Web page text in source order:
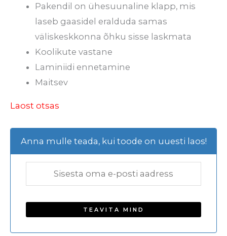
Pakendil on ühesuunaline klapp, mis
laseb gaasidel eralduda samas
väliskeskkonna õhku sisse laskmata
Koolikute vastane
Laminiidi ennetamine
Maitsev
Laost otsas
Anna mulle teada, kui toode on uuesti laos!